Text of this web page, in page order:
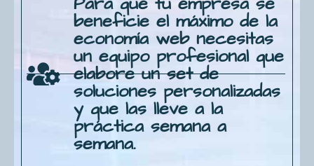
beneficie el máximo de la
economía web necesitas
un equipo profesional que
elabore un set de
soluciones personalizadas
y que las lleve a la
práctica semana a
semana.